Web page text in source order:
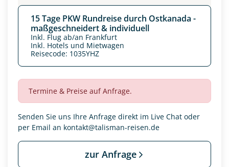
15 Tage PKW Rundreise durch Ostkanada -
maßgeschneidert & individuell
Inkl. Flug ab/an Frankfurt
Inkl. Hotels und Mietwagen
Reisecode: 1035YHZ
Termine & Preise auf Anfrage.
Senden Sie uns Ihre Anfrage direkt im Live Chat oder
per Email an kontakt@talisman-reisen.de
zur Anfrage